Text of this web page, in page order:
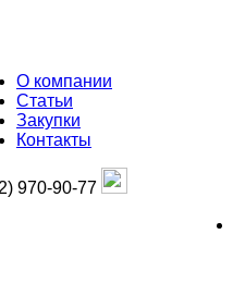
О компании
Статьи
Закупки
Контакты
970-90-77